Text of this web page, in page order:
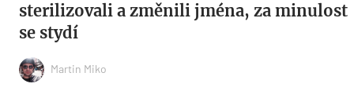
sterilizovali a změnili jména, za minulost
se stydí
Martin Miko